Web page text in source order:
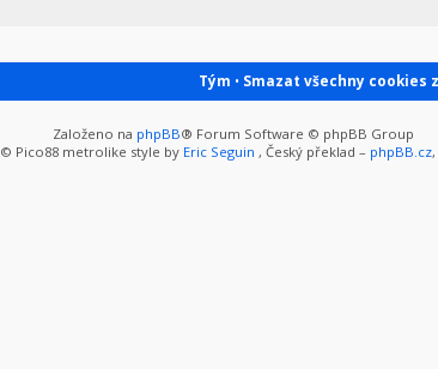
Tým • Smazat všechny cookies
Založeno na phpBB® Forum Software © phpBB Group
© Pico88 metrolike style by Eric Seguin , Český překlad – phpBB.cz,